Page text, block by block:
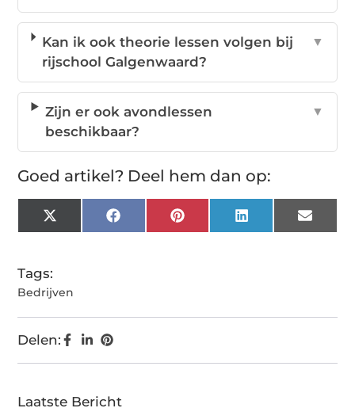
Kan ik ook theorie lessen volgen bij
rijschool Galgenwaard?
▼
Zijn er ook avondlessen
beschikbaar?
▼
Goed artikel? Deel hem dan op:
X
(Twitter)
FacebookPinterest LinkedIn Email
Tags:
Bedrijven
Delen:
Laatste Bericht